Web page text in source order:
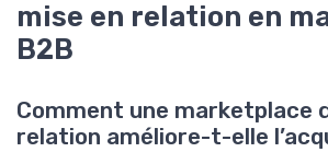
mise en relation en
B2B
Comment une marketplace
relation améliore-t-elle